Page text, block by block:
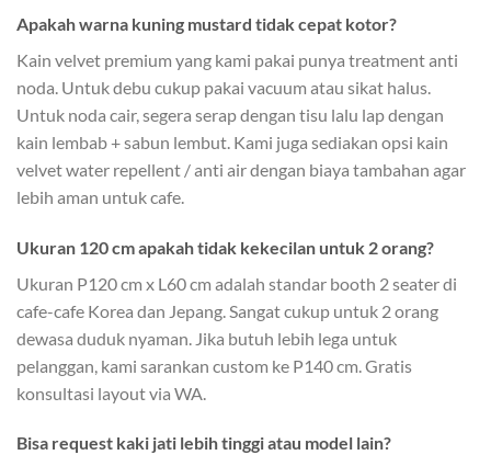
Apakah warna kuning mustard tidak cepat kotor?
Kain velvet premium yang kami pakai punya treatment anti
noda. Untuk debu cukup pakai vacuum atau sikat halus.
Untuk noda cair, segera serap dengan tisu lalu lap dengan
kain lembab + sabun lembut. Kami juga sediakan opsi kain
velvet water repellent / anti air dengan biaya tambahan agar
lebih aman untuk cafe.
Ukuran 120 cm apakah tidak kekecilan untuk 2 orang?
Ukuran P120 cm x L60 cm adalah standar booth 2 seater di
cafe-cafe Korea dan Jepang. Sangat cukup untuk 2 orang
dewasa duduk nyaman. Jika butuh lebih lega untuk
pelanggan, kami sarankan custom ke P140 cm. Gratis
konsultasi layout via WA.
Bisa request kaki jati lebih tinggi atau model lain?